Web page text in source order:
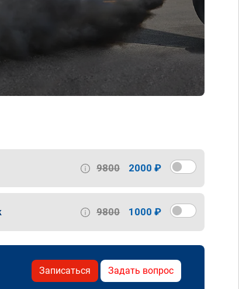
9800 2000 ₽
9800 1000 ₽
Записаться Задать вопрос